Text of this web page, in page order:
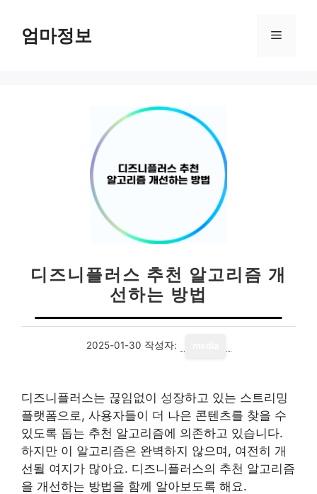
엄마정보 메
디즈니플러스 추천 알고리즘 개
선하는 방법
2025-01-30 작성자:
디즈니플러스는 끊임없이 성장하고 있는 스트리밍
플랫폼으로, 사용자들이 더 나은 콘텐츠를 찾을 수
있도록 돕는 추천 알고리즘에 의존하고 있습니다.
하지만 이 알고리즘은 완벽하지 않으며, 여전히 개
선될 여지가 많아요. 디즈니플러스의 추천 알고리즘
을 개선하는 방법을 함께 알아보도록 해요.